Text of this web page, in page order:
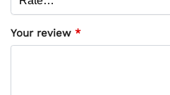
Your review *